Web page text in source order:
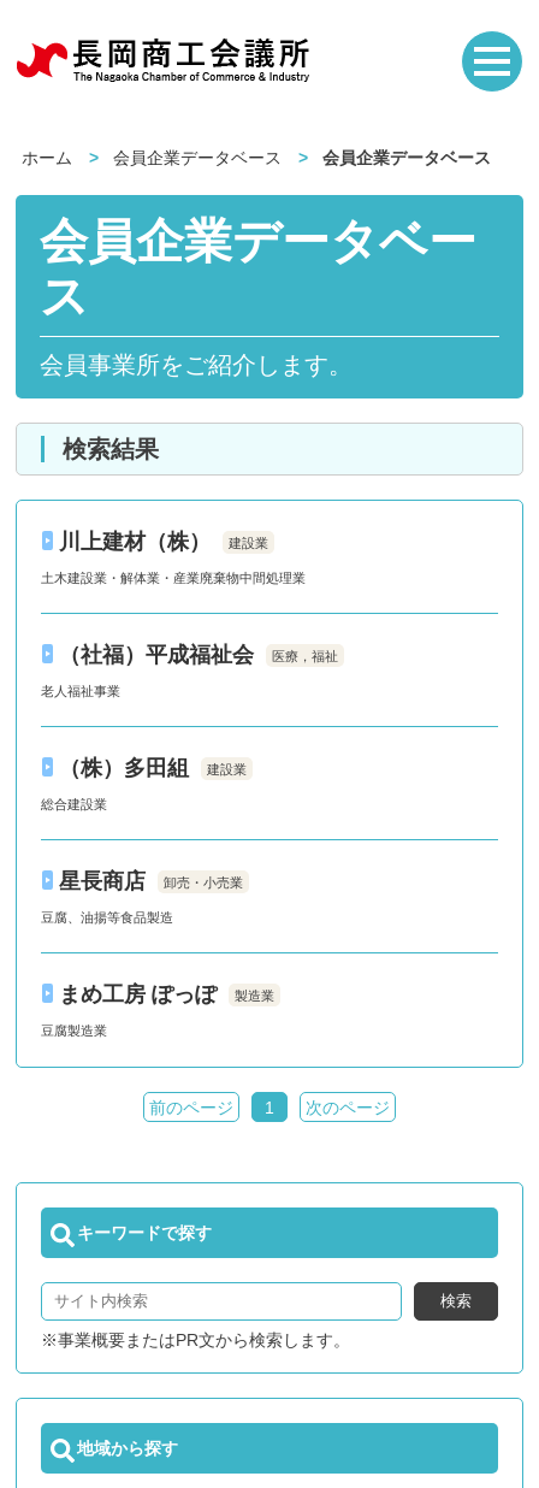
ホーム 会員企業データベース 会員企業データベース
会員企業データベー
ス
会員事業所をご紹介します。
検索結果
川上建材（株） 建設業
土木建設業・解体業・産業廃棄物中間処理業
（社福）平成福祉会 医療，福祉
老人福祉事業
（株）多田組 建設業
総合建設業
星長商店 卸売・小売業
豆腐、油揚等食品製造
まめ工房 ぽっぽ 製造業
豆腐製造業
前のページ 1 次のページ
キーワードで探す
検索
※事業概要またはPR文から検索します。
地域から探す